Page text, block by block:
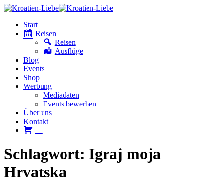
Start
Reisen
Reisen
Ausflüge
Blog
Events
Shop
Werbung
Mediadaten
Events bewerben
Über uns
Kontakt
Schlagwort: Igraj moja
Hrvatska